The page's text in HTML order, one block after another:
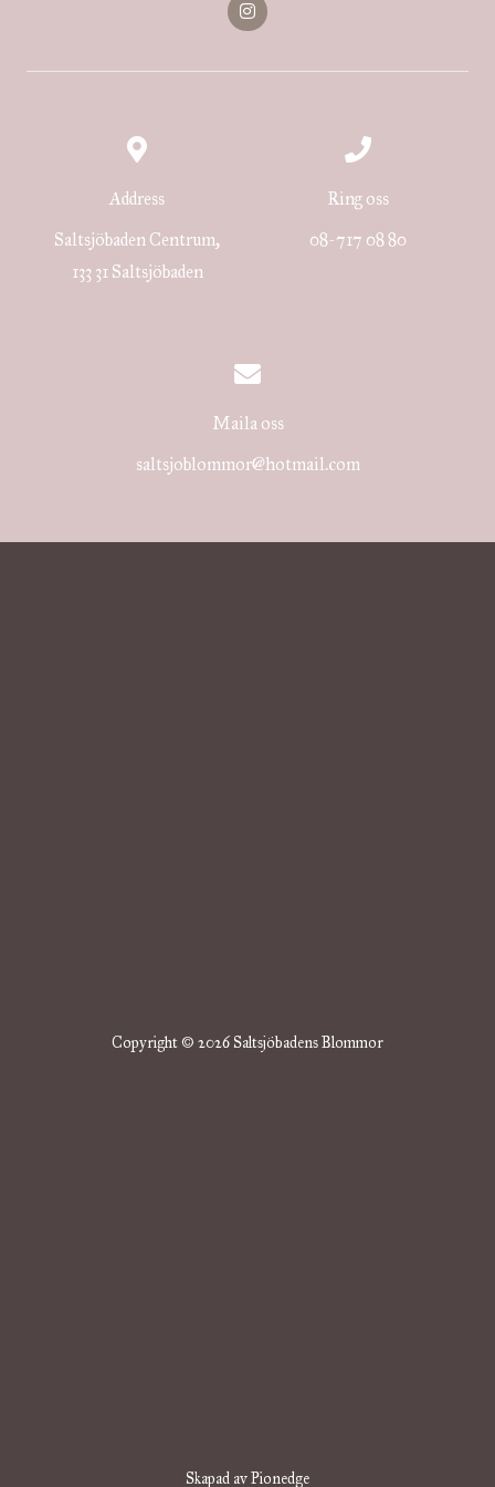
n
s
a
Address
Saltsjöbaden Centrum,
133 31 Saltsjöbaden
Ring oss
08-717 08 80
Maila oss
saltsjoblommor@hotmail.com
Copyright © 2026 Saltsjöbadens Blommor
Skapad av Pionedge